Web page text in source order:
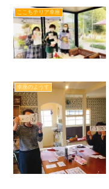
ここちテリア幸座
幸座のようす